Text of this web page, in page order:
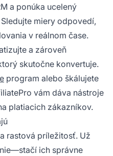
a ponúka ucelený
miery odpovedí,
v reálnom čase.
a zároveň
skutočne konvertuje.
program alebo škálujete
vám dáva nástroje
platiacich zákazníkov.
rastová príležitosť. Už
ich správne